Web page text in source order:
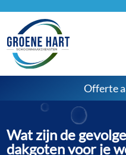
Offerte
Wat zijn de
dakgoten voor je